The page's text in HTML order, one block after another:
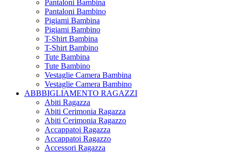
Pantaloni Bambina
Pantaloni Bambino
Pigiami Bambina
Pigiami Bambino
T-Shirt Bambina
T-Shirt Bambino
Tute Bambina
Tute Bambino
Vestaglie Camera Bambina
Vestaglie Camera Bambino
ABBBIGLIAMENTO RAGAZZI
Abiti Ragazza
Abiti Cerimonia Ragazza
Abiti Cerimonia Ragazzo
Accappatoi Ragazza
Accappatoi Ragazzo
Accessori Ragazza